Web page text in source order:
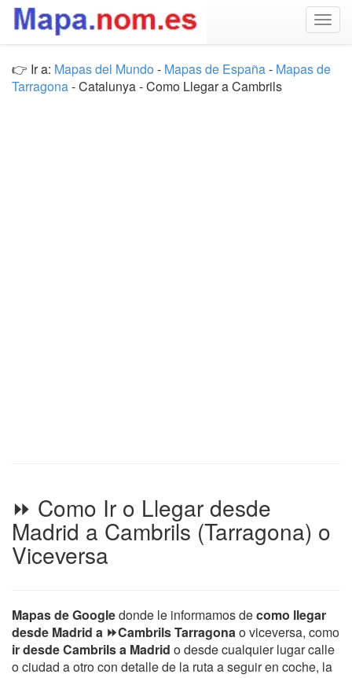
👉 Ir a: Mapas del Mundo - Mapas de España- Mapas de
Tarragona- Catalunya - Como Llegar a Cambrils
⏩ Como Ir o Llegar desde
Madrid a Cambrils (Tarragona) o
Viceversa
Mapas de Googledonde le informamos decomo llegar
desde Madrid a ⏩Cambrils Tarragonao viceversa, como
ir desde Cambrils a Madrid o desde cualquier lugar calle
o ciudad a otro con detalle de la ruta a seguir en coche, la